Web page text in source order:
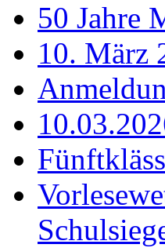
50 Jahre
10. März